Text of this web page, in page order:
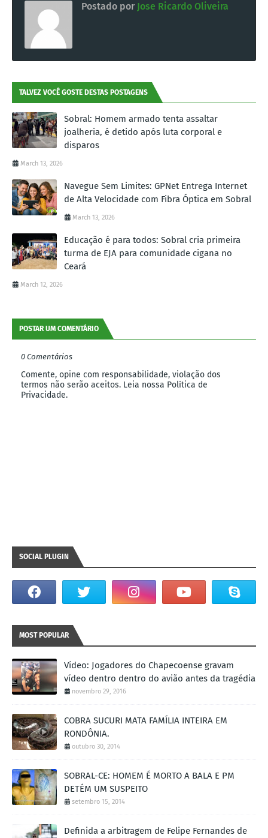
Postado por Jose Ricardo Oliveira
TALVEZ VOCÊ GOSTE DESTAS POSTAGENS
Sobral: Homem armado tenta assaltar
joalheria, é detido após luta corporal e
disparos
March 13, 2026
Navegue Sem Limites: GPNet Entrega Internet
de Alta Velocidade com Fibra Óptica em Sobral
March 13, 2026
Educação é para todos: Sobral cria primeira
turma de EJA para comunidade cigana no
Ceará
March 12, 2026
POSTAR UM COMENTÁRIO
0 Comentários
Comente, opine com responsabilidade, violação dos
termos não serão aceitos. Leia nossa Política de
Privacidade.
SOCIAL PLUGIN
MOST POPULAR
Vídeo: Jogadores do Chapecoense gravam
vídeo dentro dentro do avião antes da tragédia
novembro 29, 2016
COBRA SUCURI MATA FAMÍLIA INTEIRA EM
RONDÔNIA.
outubro 30, 2014
SOBRAL-CE: HOMEM É MORTO A BALA E PM
DETÉM UM SUSPEITO
setembro 15, 2014
Definida a arbitragem de Felipe Fernandes de